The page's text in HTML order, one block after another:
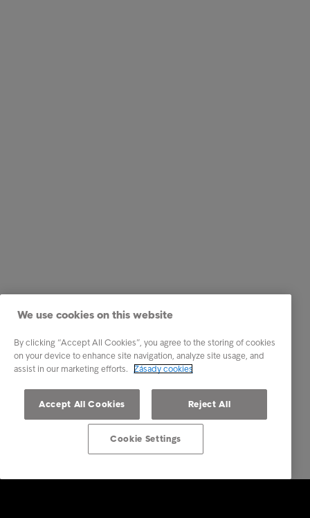
We use cookies on this website
By clicking “Accept All Cookies”, you agree to the storing of cookies
on your device to enhance site navigation, analyze site usage, and
assist in our marketing efforts. Zásady cookies
Accept All Cookies Reject All
Cookie Settings